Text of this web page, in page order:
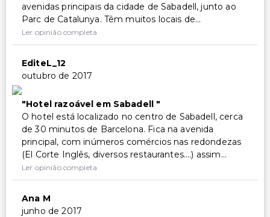
avenidas principais da cidade de Sabadell, junto ao
Parc de Catalunya. Têm muitos locais de...
Ler opinião completa
EditeL_12
outubro de 2017
Hotel razoável em Sabadell
O hotel está localizado no centro de Sabadell, cerca
de 30 minutos de Barcelona. Fica na avenida
principal, com inúmeros comércios nas redondezas
(El Corte Inglês, diversos restaurantes....) assim...
Ler opinião completa
Ana M
junho de 2017